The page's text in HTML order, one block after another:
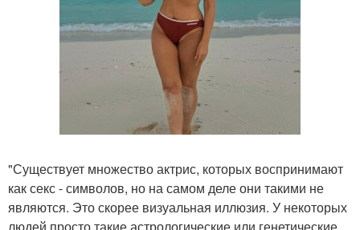
"Существует множество актрис, которых воспринимают
как секс - символов, но на самом деле они такими не
являются. Это скорее визуальная иллюзия. У некоторых
людей просто такие астрологические или генетические